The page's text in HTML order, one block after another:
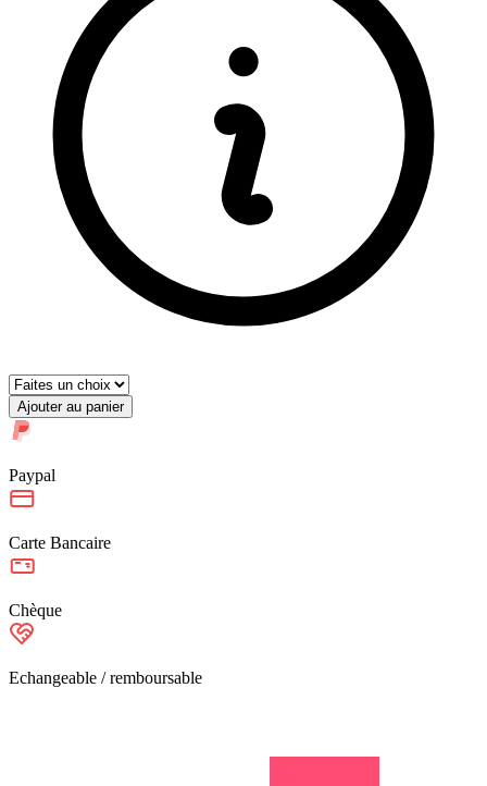
Ajouter au panier
Paypal
Carte Bancaire
Chèque
Echangeable / remboursable